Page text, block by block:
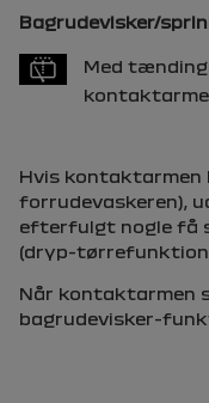
Bagrudevisker/
Med
Hvis
forrudevaskeren),
efterfulgt nogle få
(dryp-
Når kontaktarmen
bagrudevisker-